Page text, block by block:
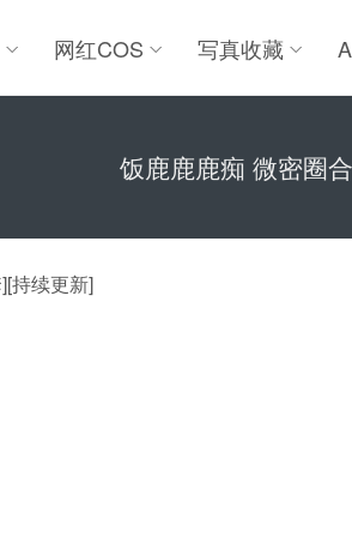
网红COS 写真收藏
饭鹿鹿鹿痴 微密圈